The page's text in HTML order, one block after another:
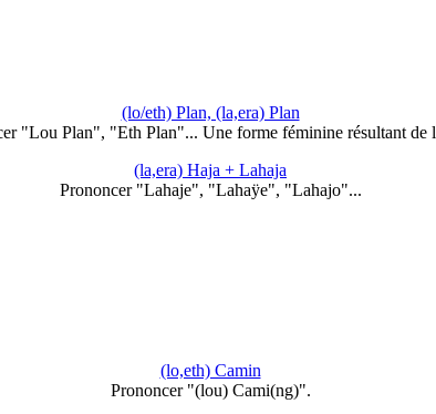
(lo/eth) Plan, (la,era) Plan
"Lou Plan", "Eth Plan"... Une forme féminine résultant
(la,era) Haja + Lahaja
Prononcer "Lahaje", "Lahaÿe", "Lahajo"...
(lo,eth) Camin
Prononcer "(lou) Cami(ng)".